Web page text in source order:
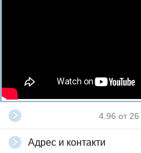
4.96 от 26
Адрес и контакти